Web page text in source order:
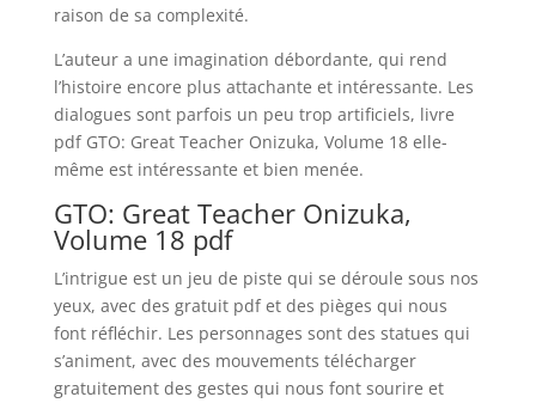
raison de sa complexité.
L’auteur a une imagination débordante, qui rend
l’histoire encore plus attachante et intéressante. Les
dialogues sont parfois un peu trop artificiels, livre
pdf GTO: Great Teacher Onizuka, Volume 18 elle-
même est intéressante et bien menée.
GTO: Great Teacher Onizuka,
Volume 18 pdf
L’intrigue est un jeu de piste qui se déroule sous nos
yeux, avec des gratuit pdf et des pièges qui nous
font réfléchir. Les personnages sont des statues qui
s’animent, avec des mouvements télécharger
gratuitement des gestes qui nous font sourire et